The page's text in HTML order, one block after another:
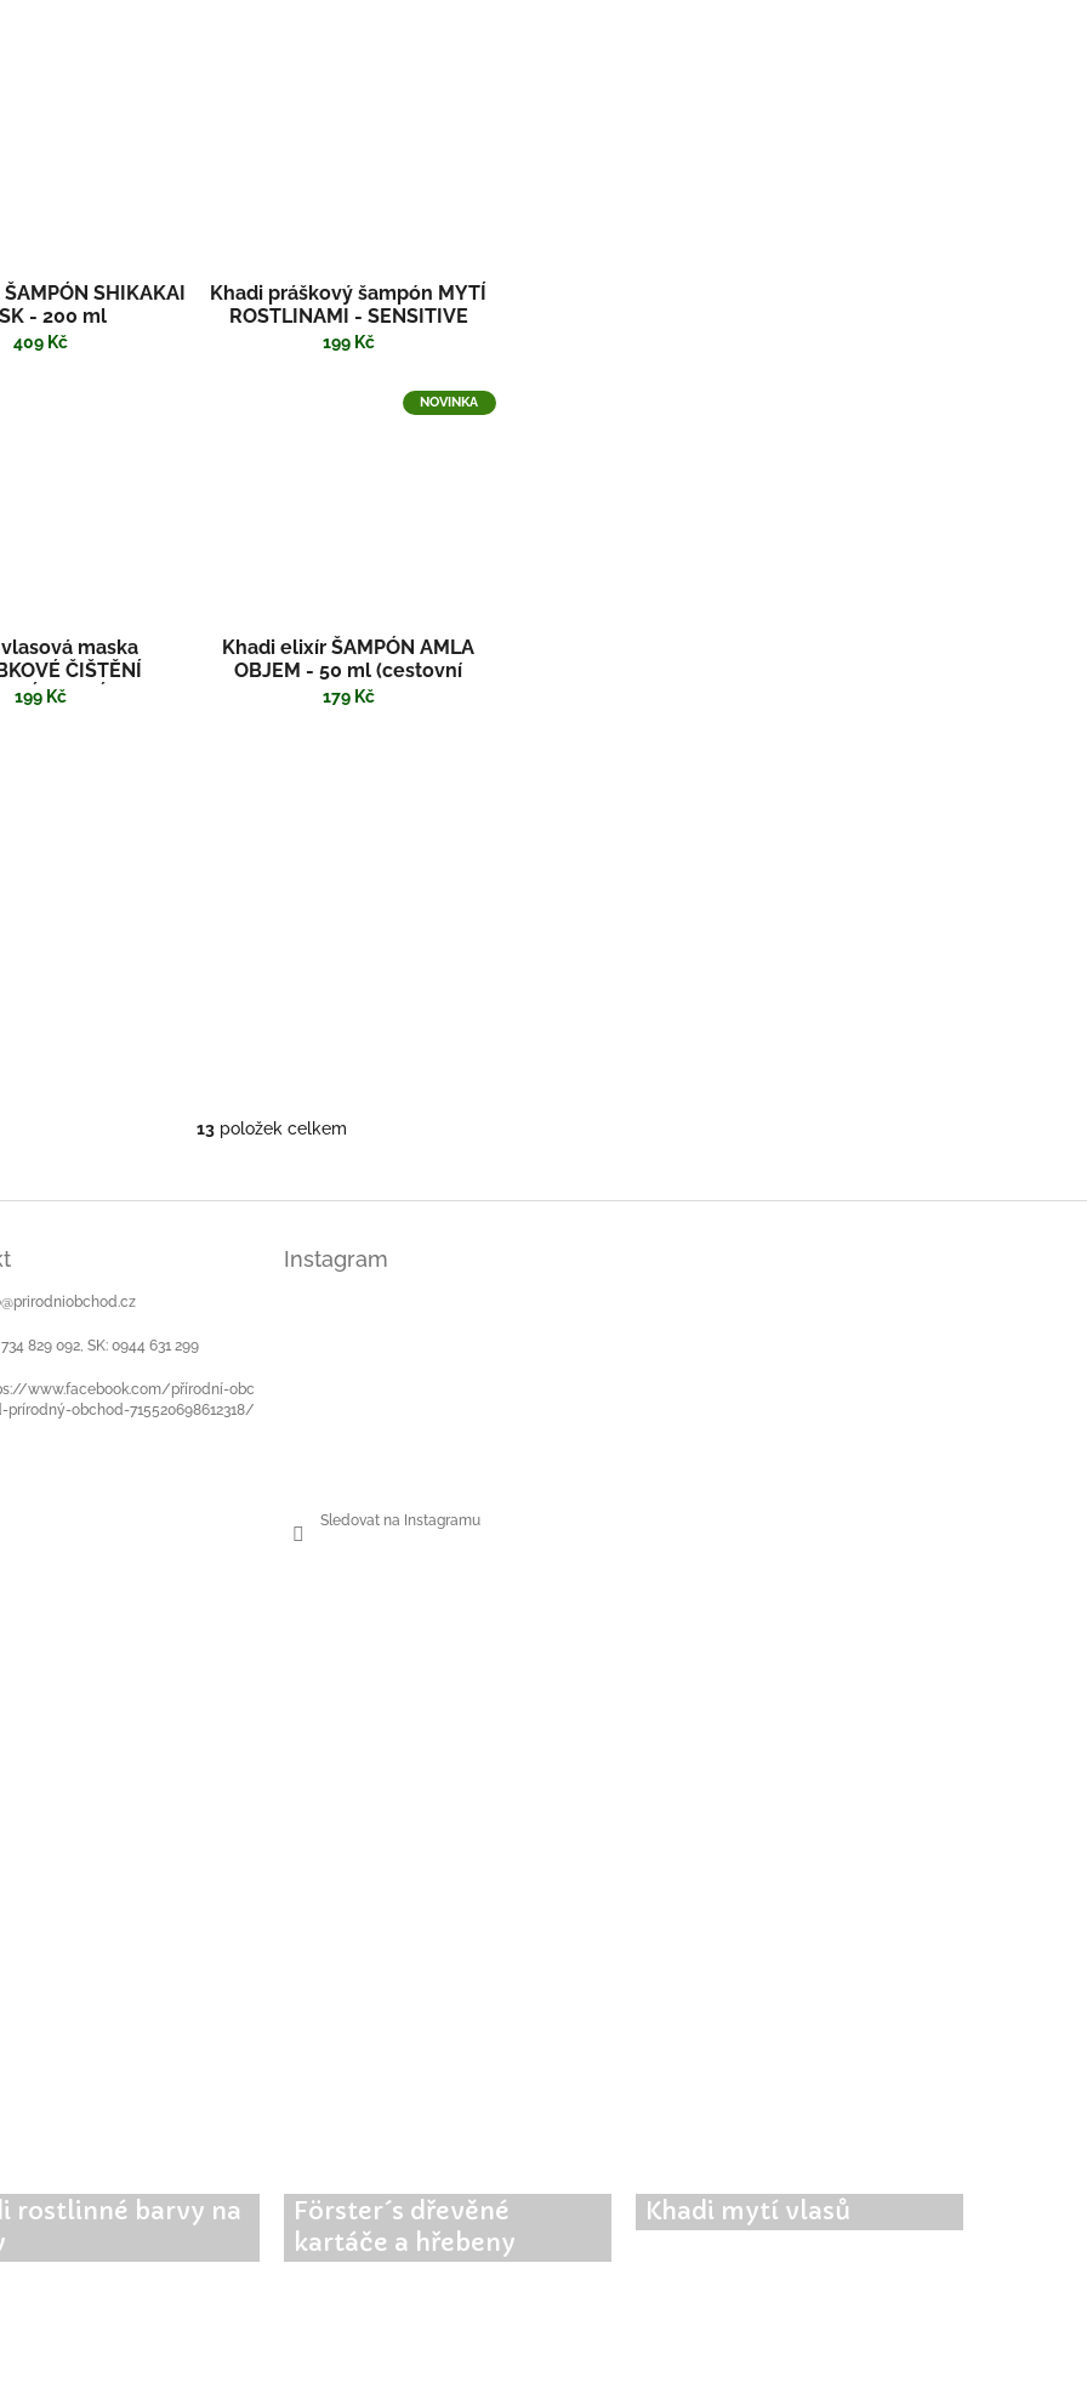
SHIKAKAI
- 200 ml
409 Kč
Khadi práškový šampón MYTÍ
ROSTLINAMI - SENSITIVE
199 Kč
maska
ČIŠTĚNÍ
UHLÍM
199 Kč
NOVINKA
Khadi elixír ŠAMPÓN AMLA
OBJEM - 50 ml (cestovní
balení)
179 Kč
O
á
13 položek celkem
@prirodniobchod.cz
829 092, SK: 0944 631 299
www.facebook.com/přírodní-obc
prírodný-obchod-715520698612318/
Instagram
Sledovat na Instagramu
rostlinné barvy na
Förster´s dřevěné
kartáče a hřebeny
Khadi mytí vlasů